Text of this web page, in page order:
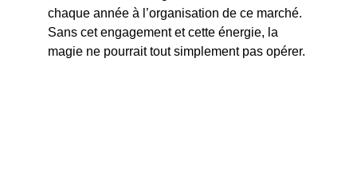
chaque année à l’organisation de ce marché.
Sans cet engagement et cette énergie, la
magie ne pourrait tout simplement pas opérer.